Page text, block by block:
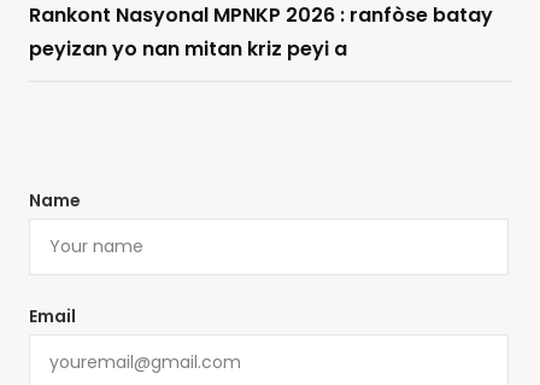
Rankont Nasyonal MPNKP 2026 : ranfòse batay
peyizan yo nan mitan kriz peyi a
Name
Email